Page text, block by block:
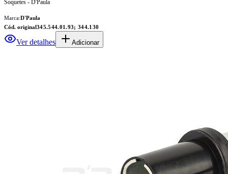
Soquetes - D'Paula
Marca:D'Paula
Cód. original345.544.01.93; 344.130
Ver detalhes Adicionar